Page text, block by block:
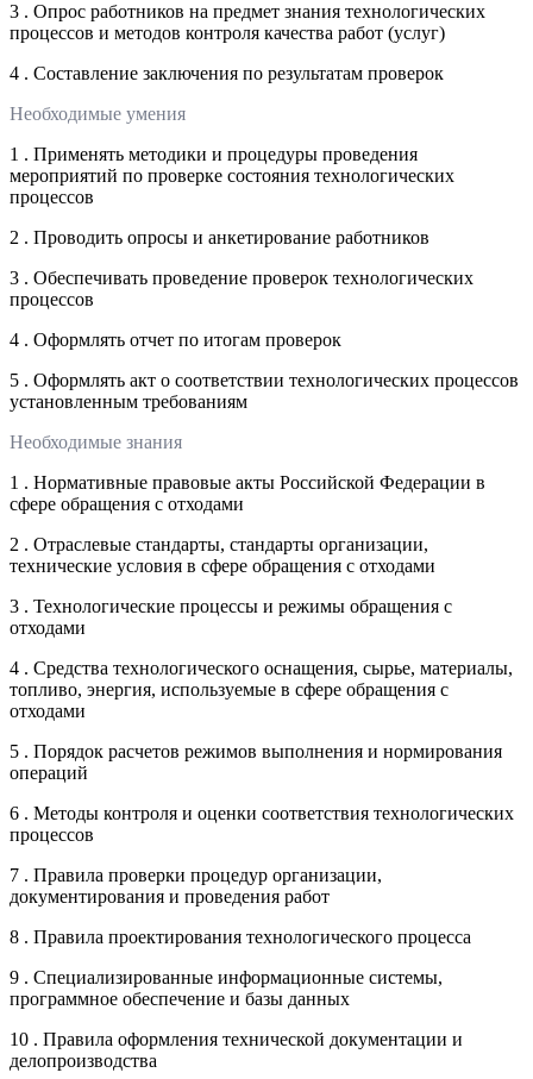
3 . Опрос работников на предмет знания технологических
процессов и методов контроля качества работ (услуг)
4 . Составление заключения по результатам проверок
Необходимые умения
1 . Применять методики и процедуры проведения
мероприятий по проверке состояния технологических
процессов
2 . Проводить опросы и анкетирование работников
3 . Обеспечивать проведение проверок технологических
процессов
4 . Оформлять отчет по итогам проверок
5 . Оформлять акт о соответствии технологических процессов
установленным требованиям
Необходимые знания
1 . Нормативные правовые акты Российской Федерации в
сфере обращения с отходами
2 . Отраслевые стандарты, стандарты организации,
технические условия в сфере обращения с отходами
3 . Технологические процессы и режимы обращения с
отходами
4 . Средства технологического оснащения, сырье, материалы,
топливо, энергия, используемые в сфере обращения с
отходами
5 . Порядок расчетов режимов выполнения и нормирования
операций
6 . Методы контроля и оценки соответствия технологических
процессов
7 . Правила проверки процедур организации,
документирования и проведения работ
8 . Правила проектирования технологического процесса
9 . Специализированные информационные системы,
программное обеспечение и базы данных
10 . Правила оформления технической документации и
делопроизводства